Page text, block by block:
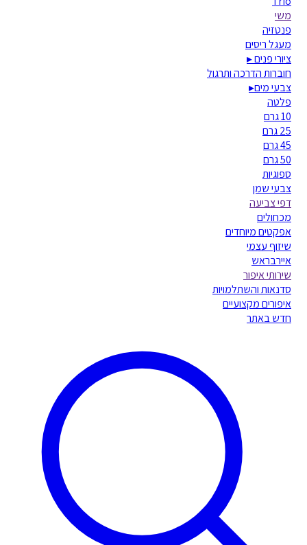
משי
פנטזיה
מעגל ריסים
ציורי פנים▸
חוברות הדרכה ותרגול
צבעי מים▸
פלטה
10 גרם
25 גרם
45 גרם
50 גרם
ספוגיות
צבעי שמן
דפי צביעה
מכחולים
אפקטים מיוחדים
שיזוף עצמי
איירבראש
שירותי איפור
סדנאות והשתלמויות
איפורים מקצועיים
חדש באתר